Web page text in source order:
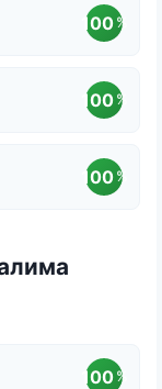
100 %
100 %
100 %
100 %